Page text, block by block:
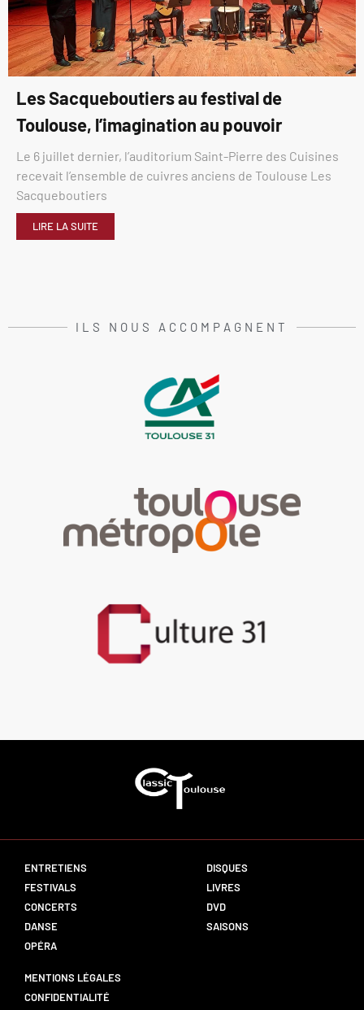
Les Sacqueboutiers au festival de
Toulouse, l’imagination au pouvoir
Le 6 juillet dernier, l’auditorium Saint-Pierre des Cuisines
recevait l’ensemble de cuivres anciens de Toulouse Les
Sacqueboutiers
LIRE LA SUITE
ILS NOUS ACCOMPAGNENT
ENTRETIENS
FESTIVALS
CONCERTS
DANSE
OPÉRA
DISQUES
LIVRES
DVD
SAISONS
MENTIONS LÉGALES
CONFIDENTIALITÉ